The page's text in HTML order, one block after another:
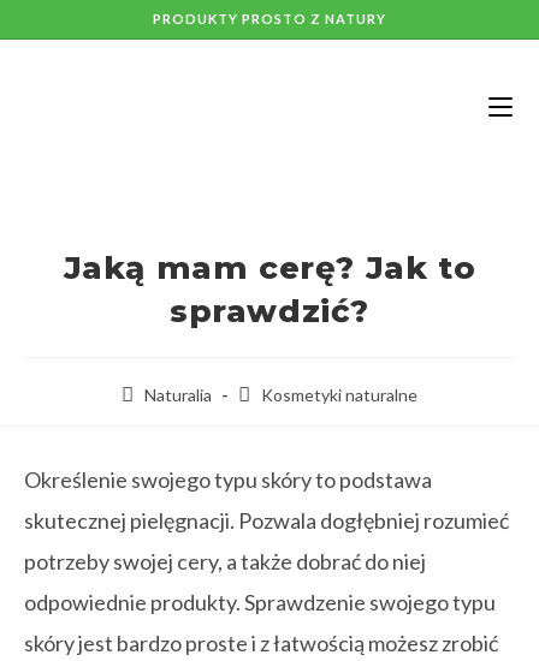
PRODUKTY PROSTO Z NATURY
Jaką mam cerę? Jak to
sprawdzić?
Naturalia Kosmetyki naturalne
Określenie swojego typu skóry to podstawa
skutecznej pielęgnacji. Pozwala dogłębniej rozumieć
potrzeby swojej cery, a także dobrać do niej
odpowiednie produkty. Sprawdzenie swojego typu
skóry jest bardzo proste i z łatwością możesz zrobić